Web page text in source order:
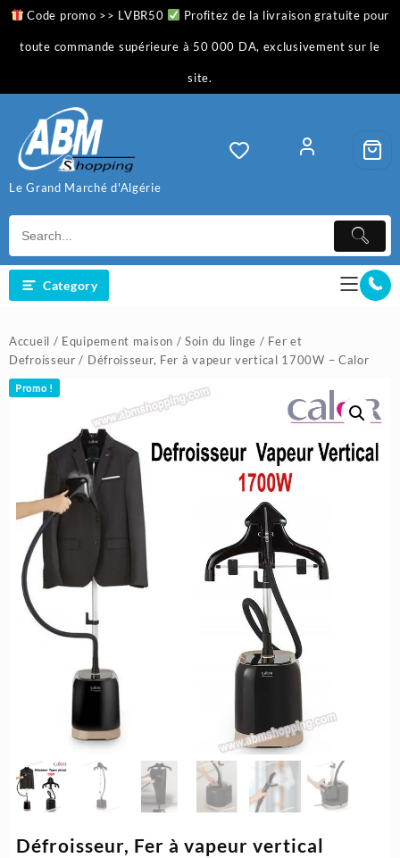
Skip
content
Code promo >> LVBR50 Profitez de la livraison gratuite pour
toute commande supérieure à 50 000 DA, exclusivement sur le
site.
Le Grand Marché d'Algérie
Category
Accueil / Equipement maison /Soin du linge / Fer et
Defroisseur / Défroisseur, Fer à vapeur vertical 1700W – Calor
Promo !
Défroisseur, Fer à vapeur vertical